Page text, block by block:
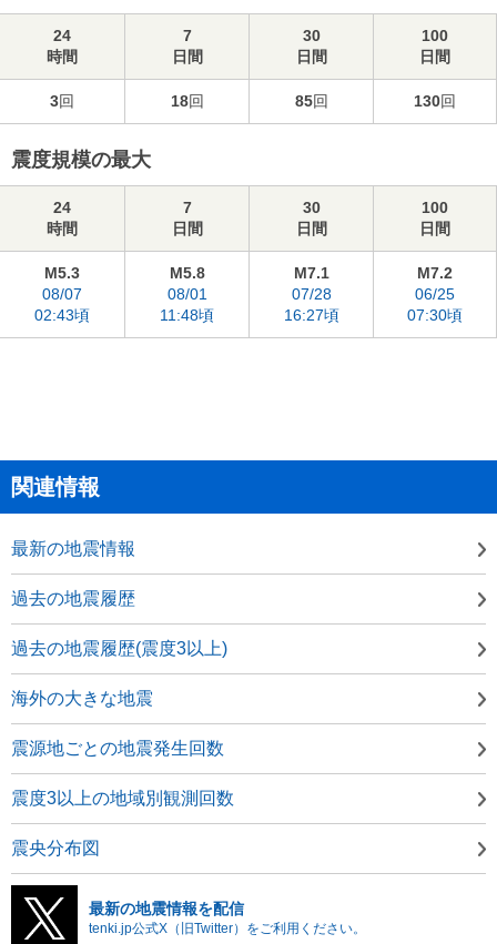
24
時間
7
日間
30
日間
100
日間
3回 18回 85回 130回
震度規模の最大
24
時間
7
日間
30
日間
100
日間
M5.3
08/07
02:43頃
M5.8
08/01
11:48頃
M7.1
07/28
16:27頃
M7.2
06/25
07:30頃
関連情報
最新の地震情報
過去の地震履歴
過去の地震履歴(震度3以上)
海外の大きな地震
震源地ごとの地震発生回数
震度3以上の地域別観測回数
震央分布図
最新の地震情報を配信
tenki.jp公式X（旧Twitter）をご利用ください。